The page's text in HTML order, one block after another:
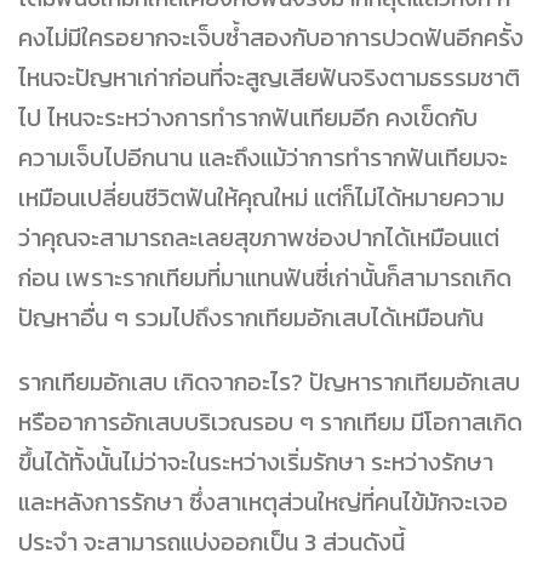
คงไม่มีใครอยากจะเจ็บซ้ำสองกับอาการปวดฟันอีกครั้ง
ไหนจะปัญหาเก่าก่อนที่จะสูญเสียฟันจริงตามธรรมชาติ
ไป ไหนจะระหว่างการทำรากฟันเทียมอีก คงเข็ดกับ
ความเจ็บไปอีกนาน และถึงแม้ว่าการทำรากฟันเทียมจะ
เหมือนเปลี่ยนชีวิตฟันให้คุณใหม่ แต่ก็ไม่ได้หมายความ
ว่าคุณจะสามารถละเลยสุขภาพช่องปากได้เหมือนแต่
ก่อน เพราะรากเทียมที่มาแทนฟันซี่เก่านั้นก็สามารถเกิด
ปัญหาอื่น ๆ รวมไปถึงรากเทียมอักเสบได้เหมือนกัน
รากเทียมอักเสบ เกิดจากอะไร? ปัญหารากเทียมอักเสบ
หรืออาการอักเสบบริเวณรอบ ๆ รากเทียม มีโอกาสเกิด
ขึ้นได้ทั้งนั้นไม่ว่าจะในระหว่างเริ่มรักษา ระหว่างรักษา
และหลังการรักษา ซึ่งสาเหตุส่วนใหญ่ที่คนไข้มักจะเจอ
ประจำ จะสามารถแบ่งออกเป็น 3 ส่วนดังนี้